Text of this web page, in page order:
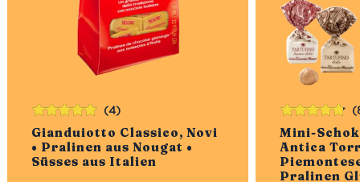
Gianduiotto Classico, Novi
• Pralinen aus Nougat •
Süsses aus Italien
(4)
Bewertet
mit5.00von
5
Mini-
Antica
Pralinen
Bewertet
mit 4.75
von 5